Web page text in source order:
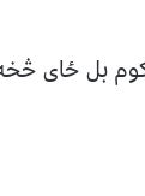
بل ځاى